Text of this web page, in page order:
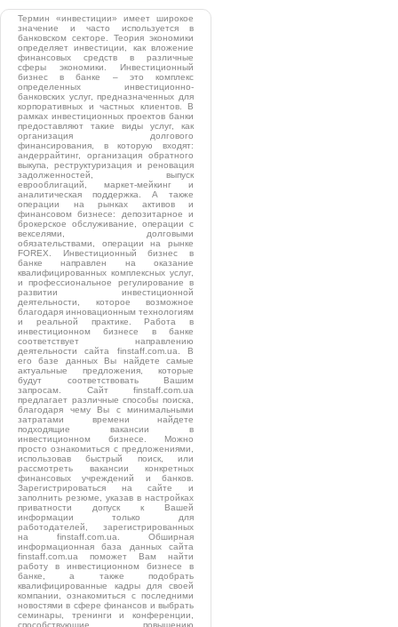
Термин «инвестиции» имеет широкое
значение и часто используется в
банковском секторе. Теория экономики
определяет инвестиции, как вложение
финансовых средств в различные
сферы экономики. Инвестиционный
бизнес в банке – это комплекс
определенных инвестиционно-
банковских услуг, предназначенных для
корпоративных и частных клиентов. В
рамках инвестиционных проектов банки
предоставляют такие виды услуг, как
организация долгового
финансирования, в которую входят:
андеррайтинг, организация обратного
выкупа, реструктуризация и реновация
задолженностей, выпуск
еврооблигаций, маркет-мейкинг и
аналитическая поддержка. А также
операции на рынках активов и
финансовом бизнесе: депозитарное и
брокерское обслуживание, операции с
векселями, долговыми
обязательствами, операции на рынке
FOREX. Инвестиционный бизнес в
банке направлен на оказание
квалифицированных комплексных услуг,
и профессиональное регулирование в
развитии инвестиционной
деятельности, которое возможное
благодаря инновационным технологиям
и реальной практике. Работа в
инвестиционном бизнесе в банке
соответствует направлению
деятельности сайта finstaff.com.ua. В
его базе данных Вы найдете самые
актуальные предложения, которые
будут соответствовать Вашим
запросам. Сайт finstaff.com.ua
предлагает различные способы поиска,
благодаря чему Вы с минимальными
затратами времени найдете
подходящие вакансии в
инвестиционном бизнесе. Можно
просто ознакомиться с предложениями,
использовав быстрый поиск, или
рассмотреть вакансии конкретных
финансовых учреждений и банков.
Зарегистрироваться на сайте и
заполнить резюме, указав в настройках
приватности допуск к Вашей
информации только для
работодателей, зарегистрированных
на finstaff.com.ua. Обширная
информационная база данных сайта
finstaff.com.ua поможет Вам найти
работу в инвестиционном бизнесе в
банке, а также подобрать
квалифицированные кадры для своей
компании, ознакомиться с последними
новостями в сфере финансов и выбрать
семинары, тренинги и конференции,
способствующие повышению